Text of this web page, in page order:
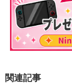
関連記事